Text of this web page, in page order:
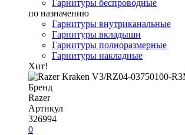
Гарнитуры беспроводные
по назначению
Гарнитуры внутриканальные
Гарнитуры вкладыши
Гарнитуры полноразмерные
Гарнитуры накладные
Хит!
Бренд
Razer
Артикул
326994
0